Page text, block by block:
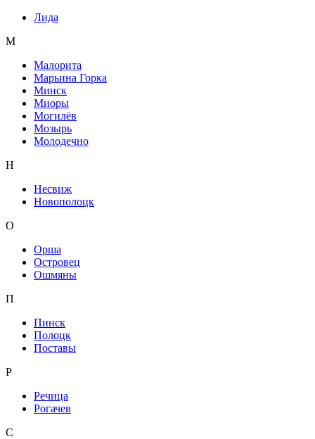
Лида
М
Малорита
Марьина Горка
Минск
Миоры
Могилёв
Мозырь
Молодечно
Н
Несвиж
Новополоцк
О
Орша
Островец
Ошмяны
П
Пинск
Полоцк
Поставы
Р
Речица
Рогачев
С